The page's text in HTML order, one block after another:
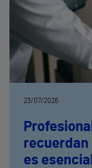
23/07/2026
recuerdan
es